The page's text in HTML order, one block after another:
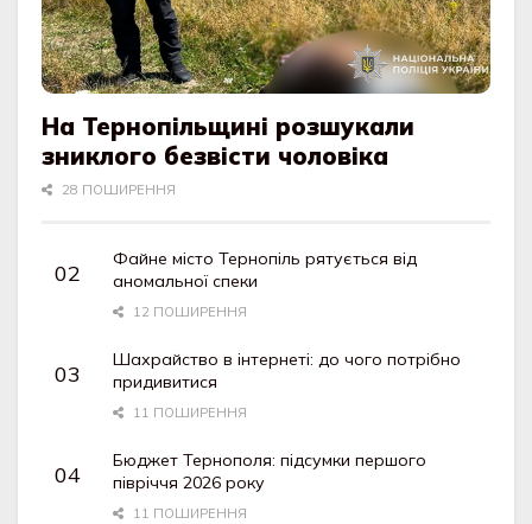
На Тернопільщині розшукали
зниклого безвісти чоловіка
28 ПОШИРЕННЯ
Файне місто Тернопіль рятується від
аномальної спеки
12 ПОШИРЕННЯ
Шахрайство в інтернеті: до чого потрібно
придивитися
11 ПОШИРЕННЯ
Бюджет Тернополя: підсумки першого
півріччя 2026 року
11 ПОШИРЕННЯ